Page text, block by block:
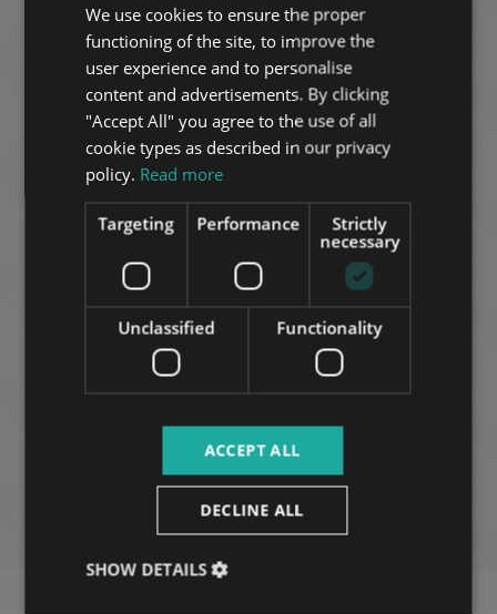
המלצות הלקוח
"שוב תודה על השירות המקצועי שלכם"
Magdelien
ENGLISH
HUNGARIAN
GERMAN
FRENCH
ITALIAN
SPANISH
RUSSIAN
ARABIC
We use cookies to ensure the proper
functioning of the site, to improve the
user experience and to personalise
content and advertisements. By clicking
"Accept All" you agree to the use of all
cookie types as described in our privacy
policy. Read more
Strictly
necessary
Performance
Targeting
Functionality
Unclassified
ACCEPT ALL
DECLINE ALL
SHOW DETAILS